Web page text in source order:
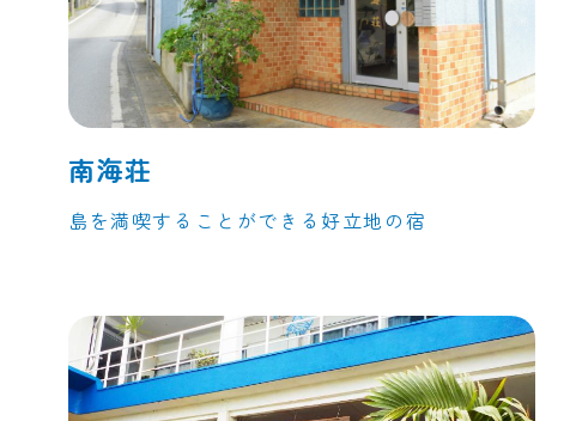
南海荘
島を満喫することができる好立地の宿